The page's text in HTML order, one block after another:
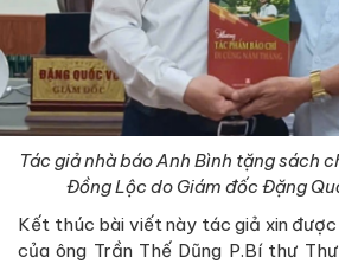
Tác giả nhà báo Anh Bình tặng sách
Đồng Lộc do Giám đốc Đặng
Kết thúc bài viết này tác giả xin
của ông Trần Thế Dũng P.Bí thư